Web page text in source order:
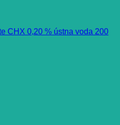
CHX 0,20 % ústna voda 200